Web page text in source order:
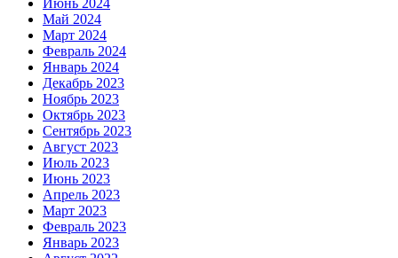
Май 2024
Март 2024
Февраль 2024
Январь 2024
Декабрь 2023
Ноябрь 2023
Октябрь 2023
Сентябрь 2023
Август 2023
Июль 2023
Июнь 2023
Апрель 2023
Март 2023
Февраль 2023
Январь 2023